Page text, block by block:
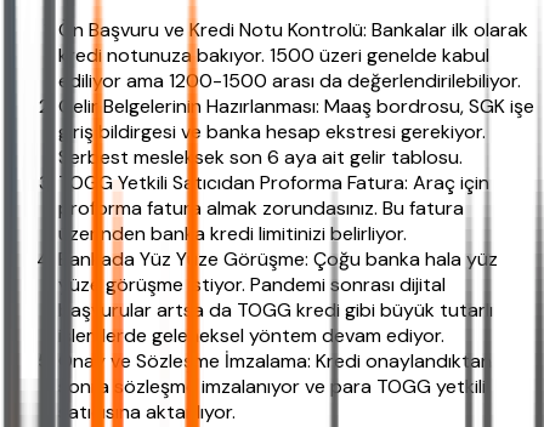
Ön Başvuru ve Kredi Notu Kontrolü: Bankalar ilk olarak
kredi notunuza bakıyor. 1500 üzeri genelde kabul
ediliyor ama 1200-1500 arası da değerlendirilebiliyor.
Gelir Belgelerinin Hazırlanması: Maaş bordrosu, SGK işe
giriş bildirgesi ve banka hesap ekstresi gerekiyor.
Serbest mesleksek son 6 aya ait gelir tablosu.
TOGG Yetkili Satıcıdan Proforma Fatura: Araç için
proforma fatura almak zorundasınız. Bu fatura
üzerinden banka kredi limitinizi belirliyor.
Bankada Yüz Yüze Görüşme: Çoğu banka hala yüz
yüze görüşme istiyor. Pandemi sonrası dijital
başvurular artsa da TOGG kredi gibi büyük tutarlı
işlemlerde geleneksel yöntem devam ediyor.
Onay ve Sözleşme İmzalama: Kredi onaylandıktan
sonra sözleşme imzalanıyor ve para TOGG yetkili
satıcısına aktarılıyor.